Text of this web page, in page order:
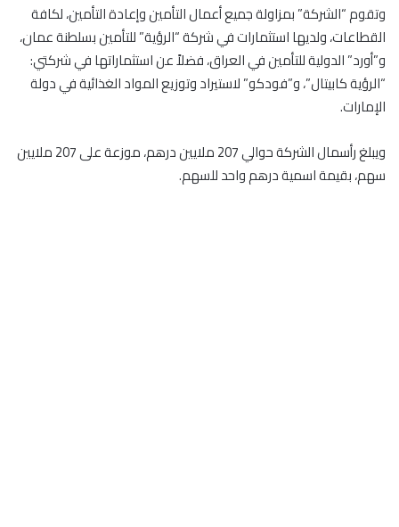
وتقوم “الشركة” بمزاولة جميع أعمال التأمين وإعادة التأمين، لكافة
القطاعات، ولديها استثمارات في شركة “الرؤية” للتأمين بسلطنة عمان،
و”أورد” الدولية للتأمين في العراق، فضلاً عن استثماراتها في شركتي:
“الرؤية كابيتال”، و”فودكو” لاستيراد وتوزيع المواد الغذائية في دولة
الإمارات.
ويبلغ رأسمال الشركة حوالي 207 ملايين درهم، موزعة على 207 ملايين
سهم، بقيمة اسمية درهم واحد للسهم.